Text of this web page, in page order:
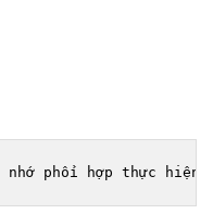
phối hợp thực hiện